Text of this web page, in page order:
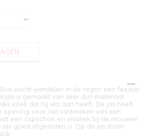
wordt wandelen in de regen een feestje!
is gemaakt van zeer dun materiaal
voelt dat hij iets aan heeft. De jas heeft
opening voor het vastmaken van een
een capuchon en elastiek bij de mouwen
goed afgesloten is. Op de jas staan